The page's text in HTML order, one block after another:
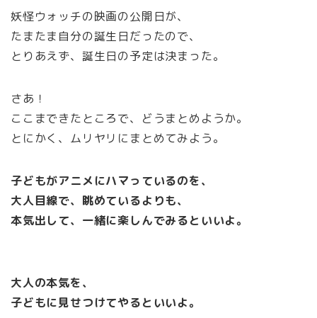
妖怪ウォッチの映画の公開日が、
たまたま自分の誕生日だったので、
とりあえず、誕生日の予定は決まった。
さあ！
ここまできたところで、どうまとめようか。
とにかく、ムリヤリにまとめてみよう。
子どもがアニメにハマっているのを、
大人目線で、眺めているよりも、
本気出して、一緒に楽しんでみるといいよ。
大人の本気を、
子どもに見せつけてやるといいよ。